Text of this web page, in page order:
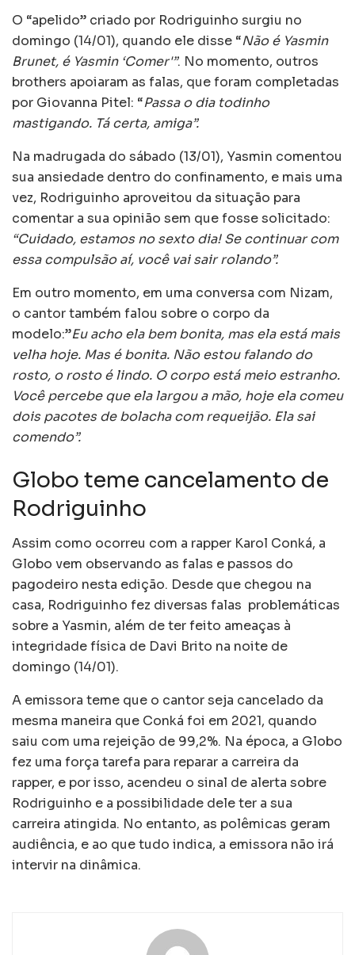
O “apelido” criado por Rodriguinho surgiu no
domingo (14/01), quando ele disse “Não é Yasmin
Brunet, é Yasmin ‘Comer'”. No momento, outros
brothers apoiaram as falas, que foram completadas
por Giovanna Pitel: “Passa o dia todinho
mastigando. Tá certa, amiga”.
Na madrugada do sábado (13/01), Yasmin comentou
sua ansiedade dentro do confinamento, e mais uma
vez, Rodriguinho aproveitou da situação para
comentar a sua opinião sem que fosse solicitado:
“Cuidado, estamos no sexto dia! Se continuar com
essa compulsão aí, você vai sair rolando”.
Em outro momento, em uma conversa com Nizam,
o cantor também falou sobre o corpo da
modelo:”Eu acho ela bem bonita, mas ela está mais
velha hoje. Mas é bonita. Não estou falando do
rosto, o rosto é lindo. O corpo está meio estranho.
Você percebe que ela largou a mão, hoje ela comeu
dois pacotes de bolacha com requeijão. Ela sai
comendo”.
Globo teme cancelamento de
Rodriguinho
Assim como ocorreu com a rapper Karol Conká, a
Globo vem observando as falas e passos do
pagodeiro nesta edição. Desde que chegou na
casa, Rodriguinho fez diversas falas problemáticas
sobre a Yasmin, além de ter feito ameaças à
integridade física de Davi Brito na noite de
domingo (14/01).
A emissora teme que o cantor seja cancelado da
mesma maneira que Conká foi em 2021, quando
saiu com uma rejeição de 99,2%. Na época, a Globo
fez uma força tarefa para reparar a carreira da
rapper, e por isso, acendeu o sinal de alerta sobre
Rodriguinho e a possibilidade dele ter a sua
carreira atingida. No entanto, as polêmicas geram
audiência, e ao que tudo indica, a emissora não irá
intervir na dinâmica.